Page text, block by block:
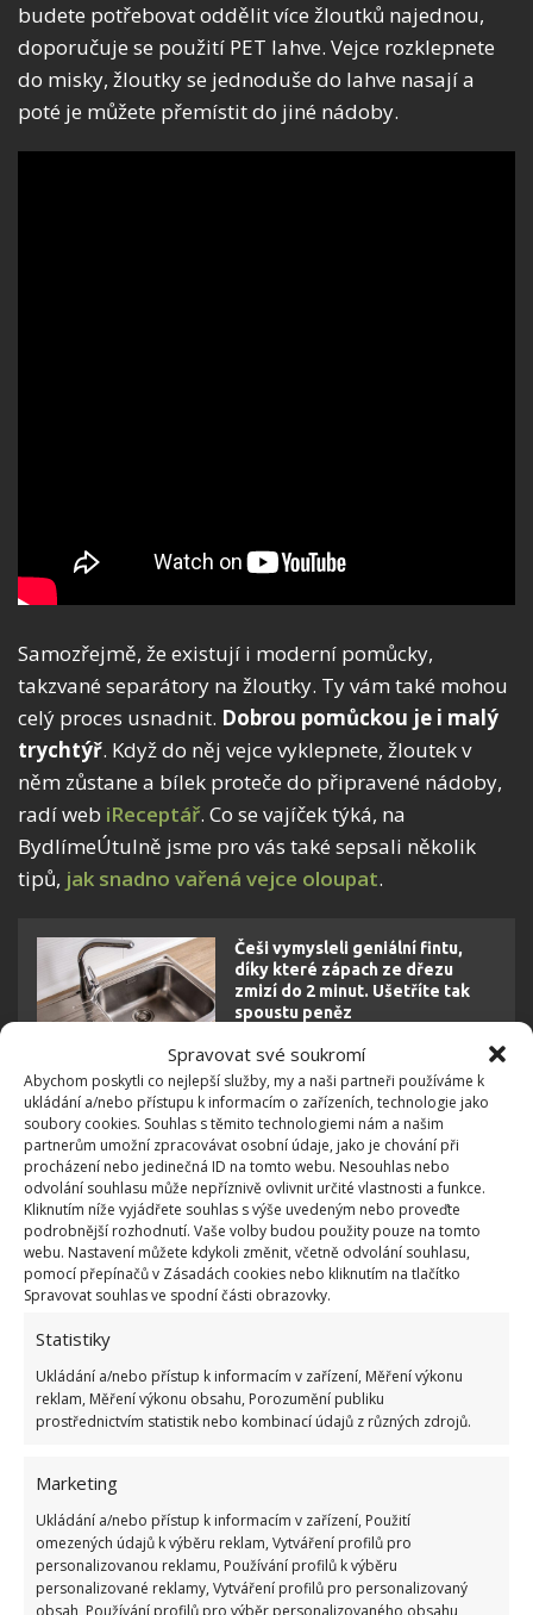
Spravovat své soukromí
Abychom poskytli co nejlepší služby, my a naši partneři používáme k
ukládání a/nebo přístupu k informacím o zařízeních, technologie jako
soubory cookies. Souhlas s těmito technologiemi nám a našim
partnerům umožní zpracovávat osobní údaje, jako je chování při
procházení nebo jedinečná ID na tomto webu. Nesouhlas nebo
odvolání souhlasu může nepříznivě ovlivnit určité vlastnosti a funkce.
Kliknutím níže vyjádřete souhlas s výše uvedeným nebo proveďte
podrobnější rozhodnutí. Vaše volby budou použity pouze na tomto
webu. Nastavení můžete kdykoli změnit, včetně odvolání souhlasu,
pomocí přepínačů v Zásadách cookies nebo kliknutím na tlačítko
Spravovat souhlas ve spodní části obrazovky.
Statistiky
Ukládání a/nebo přístup k informacím v zařízení, Měření výkonu
reklam, Měření výkonu obsahu, Porozumění publiku
prostřednictvím statistik nebo kombinací údajů z různých zdrojů.
Marketing
Ukládání a/nebo přístup k informacím v zařízení, Použití
omezených údajů k výběru reklam, Vytváření profilů pro
personalizovanou reklamu, Používání profilů k výběru
personalizované reklamy, Vytváření profilů pro personalizovaný
obsah, Používání profilů pro výběr personalizovaného obsahu,
budete potřebovat oddělit více žloutků najednou,
doporučuje se použití PET lahve. Vejce rozklepnete
do misky, žloutky se jednoduše do lahve nasají a
poté je můžete přemístit do jiné nádoby.
Samozřejmě, že existují i moderní pomůcky,
takzvané separátory na žloutky. Ty vám také mohou
celý proces usnadnit. Dobrou pomůckou je i malý
trychtýř. Když do něj vejce vyklepnete, žloutek v
něm zůstane a bílek proteče do připravené nádoby,
radí web iReceptář. Co se vajíček týká, na
BydlímeÚtulně jsme pro vás také sepsali několik
tipů, jak snadno vařená vejce oloupat.
Češi vymysleli geniální fintu,
díky které zápach ze dřezu
zmizí do 2 minut. Ušetříte tak
spoustu peněz
Co se žloutky a bílky, které nezpracujete
Zbydou-li vám vyklepnuté žloutky a bílky, rozhodně
je nevyhazujte. Můžete je použít do palačinek nebo
buchet, ale také třeba do sekané. Anebo je
zpracujete při obalování řízků.Jestli nic z toho
neplánujete, můžete žloutky i bílky zmrazit, což
jste možná nevěděli. Ať už se rozhodnete pro
kteroukoliv metodu, klíčem k úspěchu je opatrnost,
a hlavně čistota. Kontaminované bílky by se vám
rozhodně nevyšlehaly, upozorňuje web
Genialne